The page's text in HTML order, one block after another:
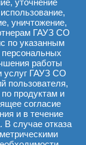
на сердце и
сосудах, в том
с
врождёнными
общей сложности
отделения СОКБ
оснащены
и
на сумму более
рублей.
уточнение
уничтожение,
ГАУЗ СО
по указанным
работы
услуг ГАУЗ СО
пользователя,
продуктам и
согласие
и в течение
В случае отказа